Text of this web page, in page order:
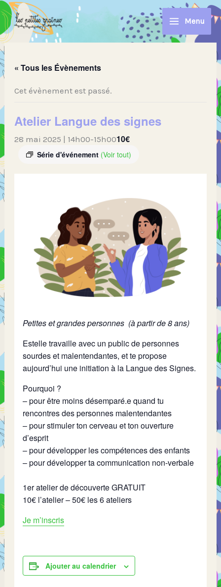
Aller
au
contenu
Menu
« Tous les Évènements
Cet évènement est passé.
Atelier Langue des signes
28 mai 2025 | 14h00-15h00
Série d'événement (Voir tout)
10€
Petites et grandes personnes (à partir de 8 ans)
Estelle travaille avec un public de personnes
sourdes et malentendantes, et te propose
aujourd’hui une initiation à la Langue des Signes.
Pourquoi ?
– pour être moins désemparé.e quand tu
rencontres des personnes malentendantes
– pour stimuler ton cerveau et ton ouverture
d’esprit
– pour développer les compétences des enfants
– pour développer ta communication non-verbale
1er atelier de découverte GRATUIT
10€ l’atelier – 50€ les 6 ateliers
Je m’inscris
Ajouter au calendrier